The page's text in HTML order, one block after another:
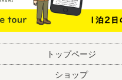
トップページ
ショップ